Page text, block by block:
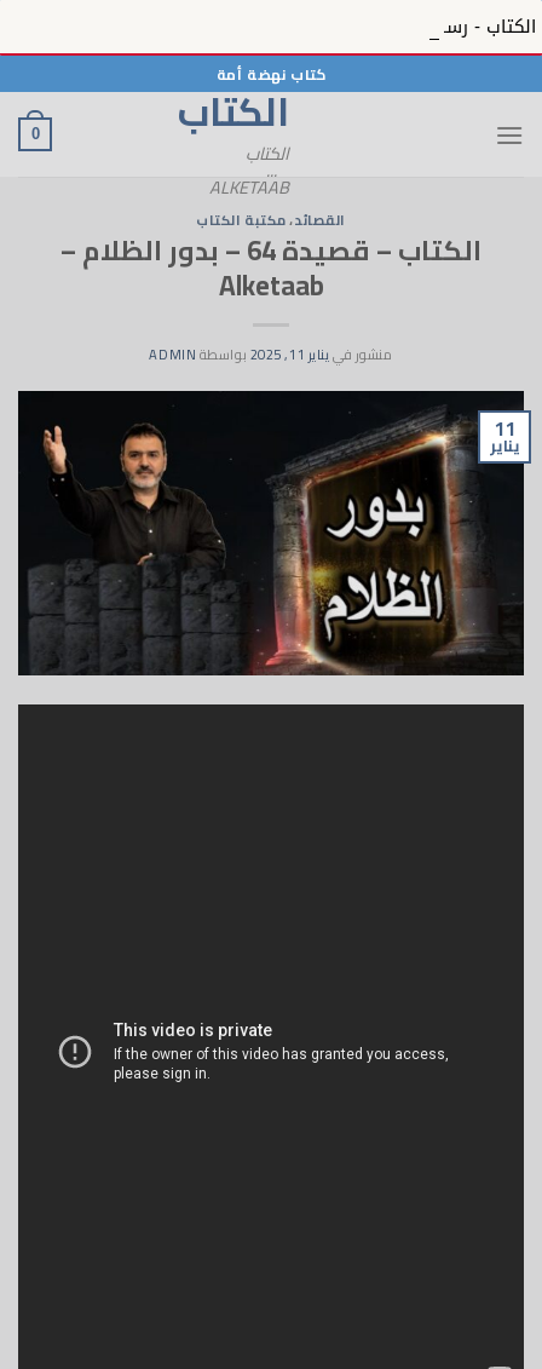
للمحتوى
كتاب نهضة أمة
الكتاب
الكتاب
...
ALKETAAB
0
القصائد،مكتبة الكتاب
الكتاب – قصيدة 64 – بدور الظلام –
Alketaab
منشور فييناير 11, 2025 بواسطةADMIN
11
يناير